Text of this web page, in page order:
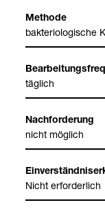
Methode
bak­te­rio­lo­gi­sche
täg­lich
Nach­for­de­rung
nicht mög­lich
Nicht erfor­der­lich